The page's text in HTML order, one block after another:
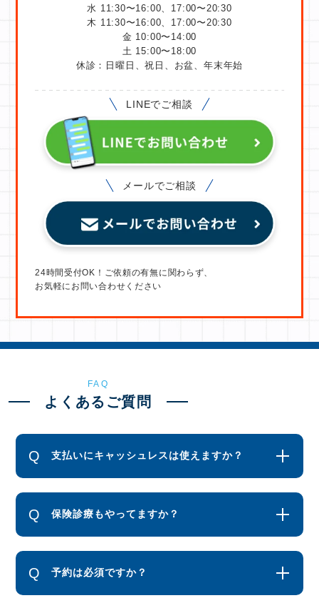
水 11:30〜16:00、17:00〜20:30
木 11:30〜16:00、17:00〜20:30
金 10:00〜14:00
土 15:00〜18:00
休診：日曜日、祝日、お盆、年末年始
LINEでご相談
メールでご相談
24時間受付OK！ご依頼の有無に関わらず、
お気軽にお問い合わせください
FAQ
よくあるご質問
支払いにキャッシュレスは使えますか？
保険診療もやってますか？
予約は必須ですか？